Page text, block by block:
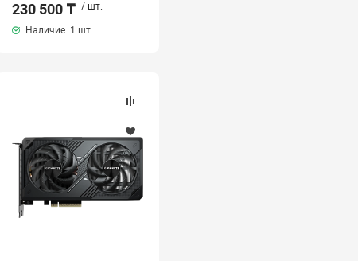
230 500 ₸ / шт.
Наличие: 1 шт.